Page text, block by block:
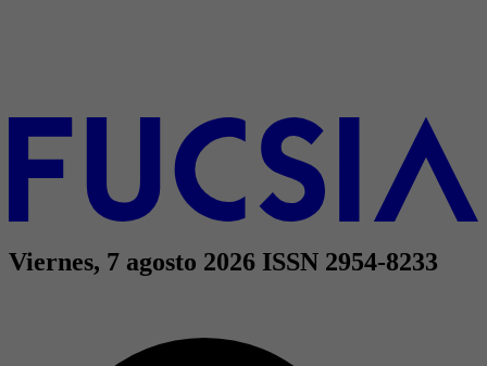
Viernes, 7 agosto 2026 ISSN 2954-8233